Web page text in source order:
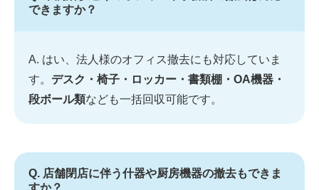
できますか？
A. はい、法人様のオフィス撤去にも対応していま
す。 デスク・椅子・ロッカー・書類棚・OA機器・
段ボール類なども一括回収可能です。
Q. 店舗閉店に伴う什器や厨房機器の撤去もできま